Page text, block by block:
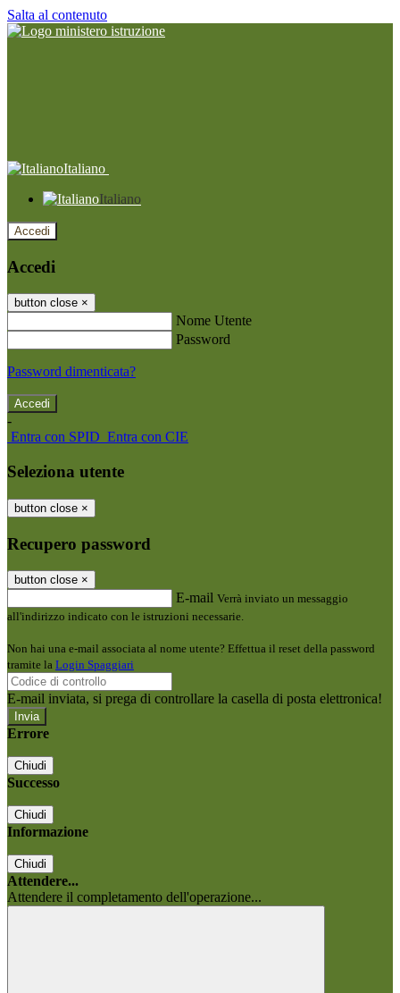
Salta al contenuto
Italiano
Italiano
Accedi
Accedi
button close ×
Nome Utente
Password
Password dimenticata?
-
Entra con SPID Entra con CIE
Seleziona utente
button close ×
Recupero password
button close ×
E-mail Verrà inviato un messaggio
all'indirizzo indicato con le istruzioni necessarie.
Non hai una e-mail associata al nome utente? Effettua il reset della password
tramite la Login Spaggiari
E-mail inviata, si prega di controllare la casella di posta elettronica!
Errore
Chiudi
Successo
Chiudi
Informazione
Chiudi
Attendere...
Attendere il completamento dell'operazione...